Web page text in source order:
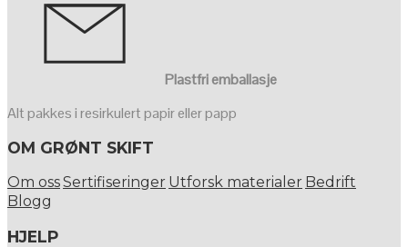
Plastfri emballasje
Alt pakkes i resirkulert papir eller papp
OM GRØNT SKIFT
Om ossSertifiseringer Utforsk materialer Bedrift
Blogg
HJELP